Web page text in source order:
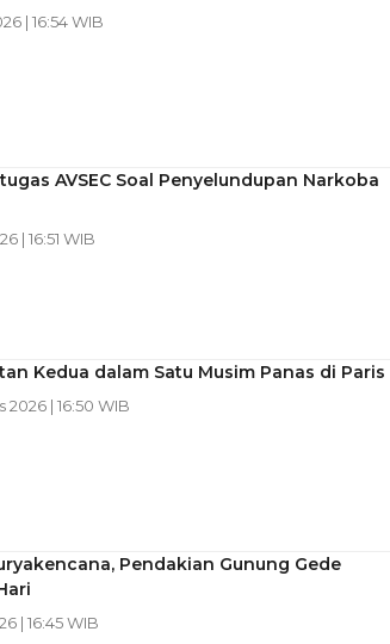
| 16:54 WIB
AVSEC Soal Penyelundupan Narkoba
| 16:51 WIB
Kedua dalam Satu Musim Panas di Paris
2026 | 16:50 WIB
Pendakian Gunung Gede
| 16:45 WIB